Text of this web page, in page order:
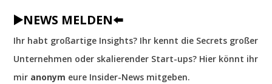
▶️NEWS MELDEN⬅️
Ihr habt großartige Insights? Ihr kennt die Secrets großer
Unternehmen oder skalierender Start-ups? Hier könnt ihr
mir anonym eure Insider-News mitgeben.